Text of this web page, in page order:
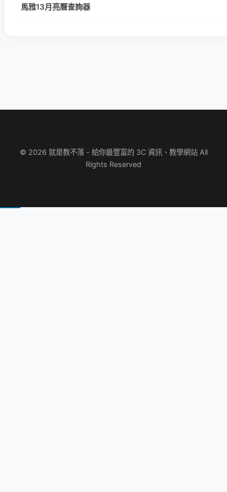
馬雅13月亮曆查詢器
© 2026 就是教不落 - 給你最豐富的 3C 資訊、教學網站 All
Rights Reserved